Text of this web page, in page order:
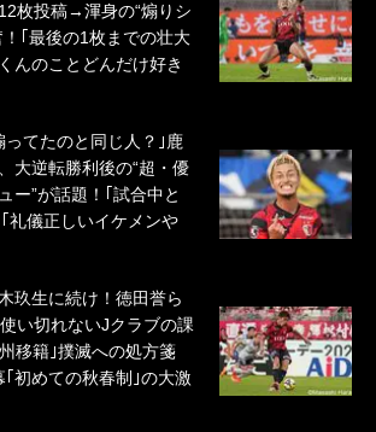
枚投稿→渾身の“煽りシ
！｢最後の1枚までの壮大
んのことどんだけ好き
ってたのと同じ人？｣鹿
大逆転勝利後の“超・優
ー”が話題！｢試合中と
礼儀正しいイケメンや
玖生に続け！徳田誉ら
い切れないJクラブの課
移籍｣撲滅への処方箋
｢初めての秋春制｣の大激